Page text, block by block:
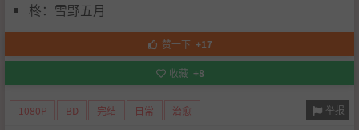
柊：雪野五月
赞一下 +17
收藏 +8
1080P BD 完结 日常 治愈 举报